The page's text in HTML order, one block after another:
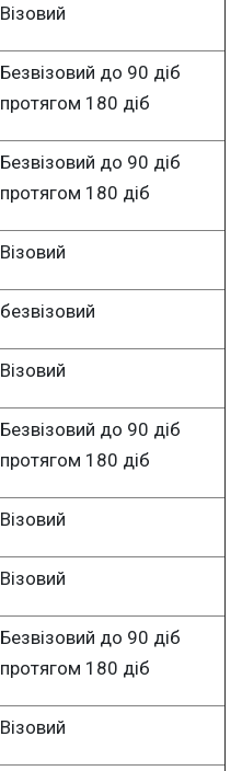
Візовий
Безвізовий до 90 діб
протягом 180 діб
Безвізовий до 90 діб
протягом 180 діб
Візовий
безвізовий
Візовий
Безвізовий до 90 діб
протягом 180 діб
Візовий
Візовий
Безвізовий до 90 діб
протягом 180 діб
Візовий